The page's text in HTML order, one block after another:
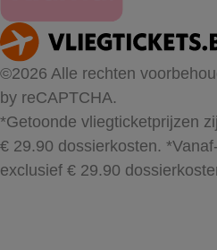
©2026 Alle rechten
by reCAPTCHA.
*Getoonde vliegticketprijzen
€ 29.90 dossierkosten.
exclusief € 29.90